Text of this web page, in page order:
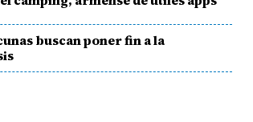
buscan poner fin a la